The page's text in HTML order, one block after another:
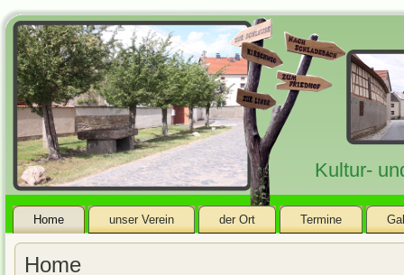
Kultur-
Home unser Verein der Ort Termine
Home